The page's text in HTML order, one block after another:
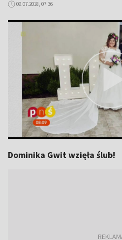
09.07.2018, 07:36
Dominika Gwit wzięła ślub!